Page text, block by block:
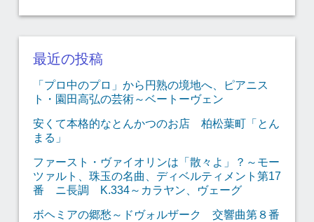
最近の投稿
「プロ中のプロ」から円熟の境地へ、ピアニス
ト・園田高弘の芸術～ベートーヴェン
安くて本格的なとんかつのお店 柏松葉町「とん
まる」
ファースト・ヴァイオリンは「散々よ」？～モー
ツァルト、珠玉の名曲、ディベルティメント第17
番 ニ長調 K.334～カラヤン、ヴェーグ
ボヘミアの郷愁～ドヴォルザーク 交響曲第８番